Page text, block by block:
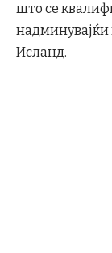
што се
надминувајќи
Исланд.